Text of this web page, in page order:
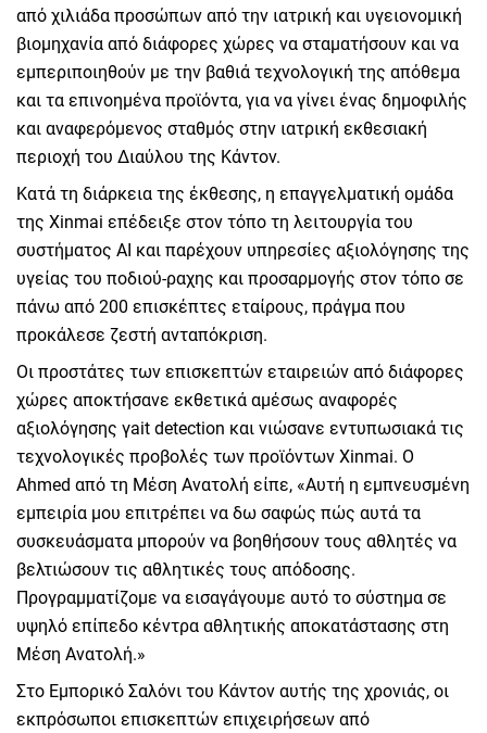
από χιλιάδα προσώπων από την ιατρική και υγειονομική
βιομηχανία από διάφορες χώρες να σταματήσουν και να
εμπεριποιηθούν με την βαθιά τεχνολογική της απόθεμα
και τα επινοημένα προϊόντα, για να γίνει ένας δημοφιλής
και αναφερόμενος σταθμός στην ιατρική εκθεσιακή
περιοχή του Διαύλου της Κάντον.
Κατά τη διάρκεια της έκθεσης, η επαγγελματική ομάδα
της Xinmai επέδειξε στον τόπο τη λειτουργία του
συστήματος AI και παρέχουν υπηρεσίες αξιολόγησης της
υγείας του ποδιού-ραχης και προσαρμογής στον τόπο σε
πάνω από 200 επισκέπτες εταίρους, πράγμα που
προκάλεσε ζεστή ανταπόκριση.
Οι προστάτες των επισκεπτών εταιρειών από διάφορες
χώρες αποκτήσανε εκθετικά αμέσως αναφορές
αξιολόγησης γait detection και νιώσανε εντυπωσιακά τις
τεχνολογικές προβολές των προϊόντων Xinmai. Ο
Ahmed από τη Μέση Ανατολή είπε, «Αυτή η εμπνευσμένη
εμπειρία μου επιτρέπει να δω σαφώς πώς αυτά τα
συσκευάσματα μπορούν να βοηθήσουν τους αθλητές να
βελτιώσουν τις αθλητικές τους απόδοσης.
Προγραμματίζομε να εισαγάγουμε αυτό το σύστημα σε
υψηλό επίπεδο κέντρα αθλητικής αποκατάστασης στη
Μέση Ανατολή.»
Στο Εμπορικό Σαλόνι του Κάντον αυτής της χρονιάς, οι
εκπρόσωποι επισκεπτών επιχειρήσεων από